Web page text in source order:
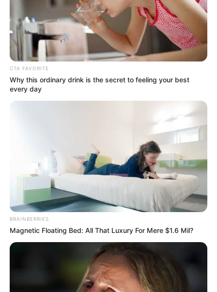
ΔΗΜΟΦΙΛΗ ΑΡΘΡΑ
CTA FAVORITE
Why this ordinary drink is the secret to feeling your best
every day
BRAINBERRIES
Magnetic Floating Bed: All That Luxury For Mere $1.6 Mil?